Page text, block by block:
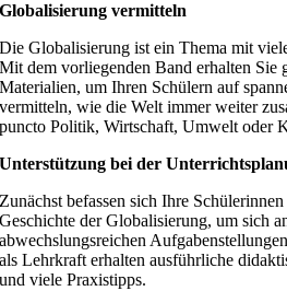
Globalisierung vermitteln
Die Globalisierung ist ein Thema mit
Mit dem vorliegenden Band erhalten Sie
Materialien, um Ihren Schülern auf
vermitteln, wie die Welt immer weiter
puncto Politik, Wirtschaft, Umwelt oder
Unterstützung bei der
Zunächst befassen sich Ihre
Geschichte der Globalisierung, um sich
abwechslungsreichen
als Lehrkraft erhalten ausführliche
und viele Praxistipps.